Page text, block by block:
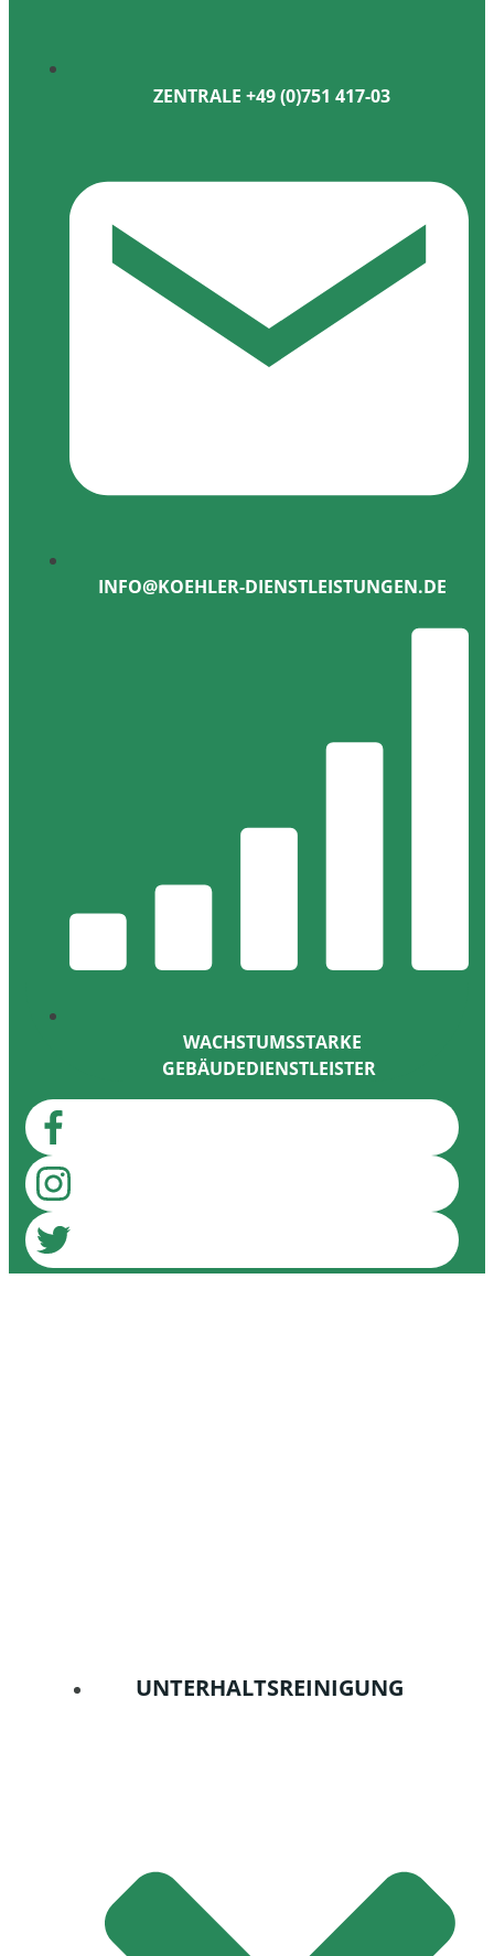
ZENTRALE +49 (0)751 417-03
INFO@KOEHLER-DIENSTLEISTUNGEN.DE
WACHSTUMSSTARKE
GEBÄUDEDIENSTLEISTER
UNTERHALTSREINIGUNG